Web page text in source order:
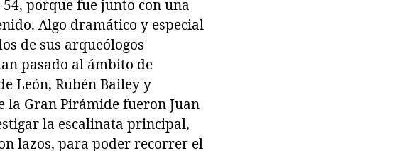
porque fue junto con una
Algo dramático y especial
de sus arqueólogos
pasado al ámbito de
León, Rubén Bailey y
la Gran Pirámide fueron Juan
la escalinata principal,
lazos, para poder recorrer el